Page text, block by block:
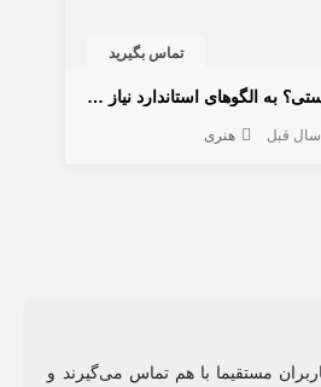
تماس بگیرید
تولیدکننده پوشاک هستی؟ به الگوهای استاندارد نیاز داری؟
هنری
مستقیما با هم تماس می‌گیرند و